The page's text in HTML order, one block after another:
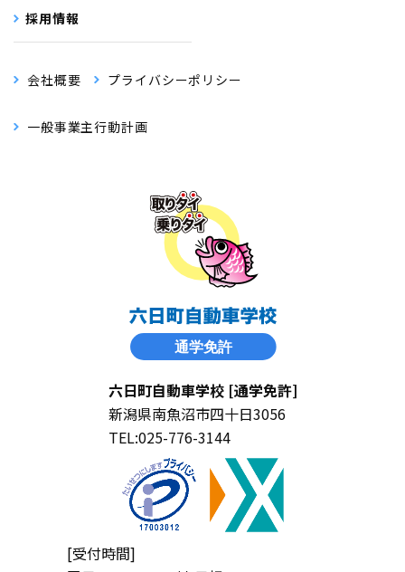
採用情報
会社概要 プライバシーポリシー
一般事業主行動計画
六日町自動車学校 [通学免許]
新潟県南魚沼市四十日3056
TEL:025-776-3144
[受付時間]